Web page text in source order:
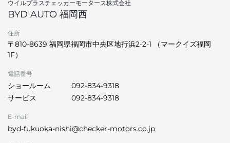
ウイルプラスチェッカーモータース株式会社
BYD AUTO 福岡西
住所
〒810-8639 福岡県福岡市中央区地行浜2-2-1 （マークイズ福岡
1F）
電話番号
ショールーム
092-834-9318
サービス
092-834-9318
E-mail
byd-fukuoka-nishi@checker-motors.co.jp